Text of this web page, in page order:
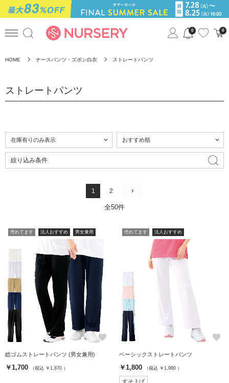
0 0
HOME ナースパンツ・ズボン白衣 ストレートパンツ
ストレートパンツ
絞り込み条件
1 2
全50件
売れてます 法人おすすめ 男女兼用
favorite
総ゴムストレートパンツ (男女兼用)
￥1,700 （税込 ￥1,870 ）
売れてます 法人おすすめ
favorite
ベーシックストレートパンツ
￥1,800 （税込 ￥1,980 ）
すそ上げ